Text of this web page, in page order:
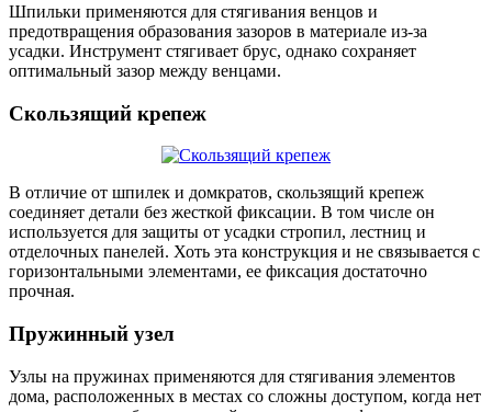
Шпильки применяются для стягивания венцов и
предотвращения образования зазоров в материале из-за
усадки. Инструмент стягивает брус, однако сохраняет
оптимальный зазор между венцами.
Скользящий крепеж
В отличие от шпилек и домкратов, скользящий крепеж
соединяет детали без жесткой фиксации. В том числе он
используется для защиты от усадки стропил, лестниц и
отделочных панелей. Хоть эта конструкция и не связывается с
горизонтальными элементами, ее фиксация достаточно
прочная.
Пружинный узел
Узлы на пружинах применяются для стягивания элементов
дома, расположенных в местах со сложны доступом, когда нет